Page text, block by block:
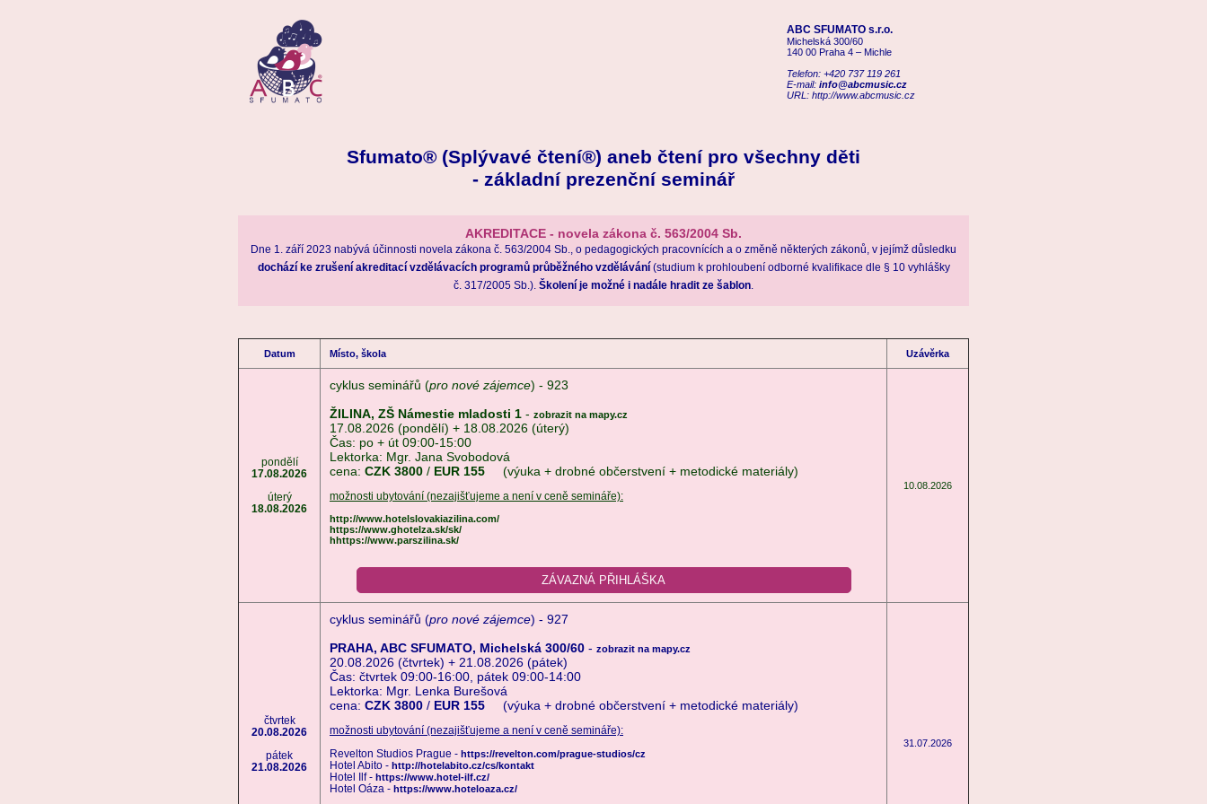
ABC SFUMATO s.r.o.
Michelská 300/60
140 00 Praha 4 – Michle
Telefon: +420 737 119 261
E-mail: info@abcmusic.cz
URL: http://www.abcmusic.cz
Sfumato® (Splývavé čtení®) aneb čtení pro všechny děti
- základní prezenční seminář
AKREDITACE - novela zákona č. 563/2004 Sb.
Dne 1. září 2023 nabývá účinnosti novela zákona č. 563/2004 Sb., o pedagogických pracovnících a o změně některých zákonů, v jejímž důsledku
dochází ke zrušení akreditací vzdělávacích programů průběžného vzdělávání(studium k prohloubení odborné kvalifikace dle § 10 vyhlášky
č. 317/2005 Sb.). Školení je možné i nadále hradit ze šablon
Datum Místo, škola Uzávěrka
pondělí
17.08.2026
úterý
18.08.2026
cyklus seminářů (pro nové zájemce) - 923
ŽILINA, ZŠ Námestie mladosti 1 - zobrazit na mapy.cz
17.08.2026 (pondělí) + 18.08.2026 (úterý)
Čas: po + út 09:00-15:00
Lektorka: Mgr. Jana Svobodová
cena: CZK 3800 / EUR 155 (výuka + drobné občerstvení + metodické materiály)
možnosti ubytování (nezajišťujeme a není v ceně semináře):
http://www.hotelslovakiazilina.com/
https://www.ghotelza.sk/sk/
hhttps://www.parszilina.sk/
ZÁVAZNÁ PŘIHLÁŠKA
10.08.2026
čtvrtek
20.08.2026
pátek
21.08.2026
cyklus seminářů (pro nové zájemce) - 927
PRAHA, ABC SFUMATO, Michelská 300/60 - zobrazit na mapy.cz
20.08.2026 (čtvrtek) + 21.08.2026 (pátek)
Čas: čtvrtek 09:00-16:00, pátek 09:00-14:00
Lektorka: Mgr. Lenka Burešová
cena: CZK 3800 / EUR 155 (výuka + drobné občerstvení + metodické materiály)
možnosti ubytování (nezajišťujeme a není v ceně semináře):
Revelton Studios Prague - https://revelton.com/prague-studios/cz
Hotel Abito - http://hotelabito.cz/cs/kontakt
Hotel Ilf - https://www.hotel-ilf.cz/
Hotel Oáza - https://www.hoteloaza.cz/
31.07.2026